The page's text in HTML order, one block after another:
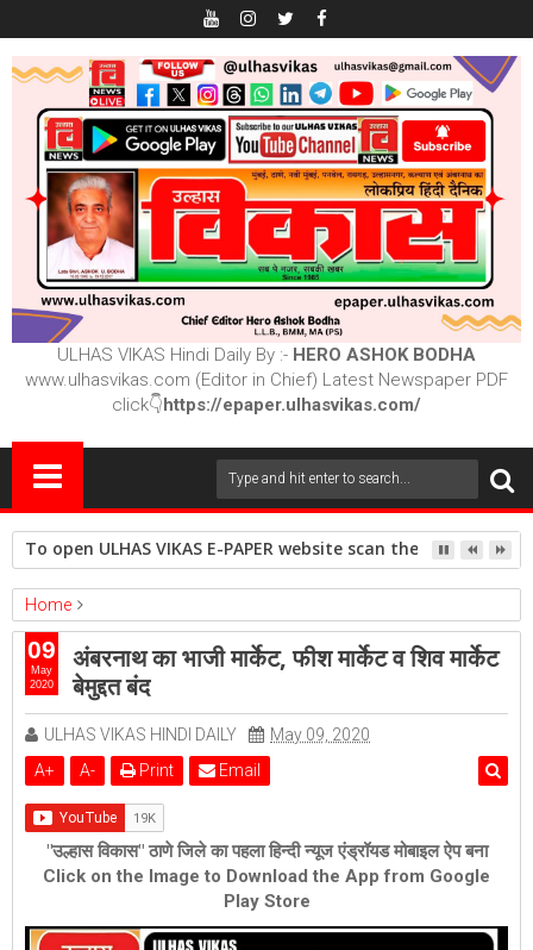
ULHAS VIKAS Hindi Daily By :- HERO ASHOK BODHA
www.ulhasvikas.com (Editor in Chief) Latest Newspaper PDF
click👇https://epaper.ulhasvikas.com/
To open ULHAS VIKAS E-PAPER website scan the QR
Home
ambernath
Featured
अंबरनाथ का भाजी मार्केट, फीश मार्केट व शिव मार्केट बेमुद्दत बंद
अंबरनाथ का भाजी मार्केट, फीश मार्केट व शिव मार्केट
बेमुद्दत बंद
ULHAS VIKAS HINDI DAILY
May 09, 2020
A+ A- Print Email
"उल्हास विकास" ठाणे जिले का पहला हिन्दी न्यूज एंड्रॉयड मोबाइल ऐप बना
Click on the Image to Download the App from Google
Play Store
09
May
2020